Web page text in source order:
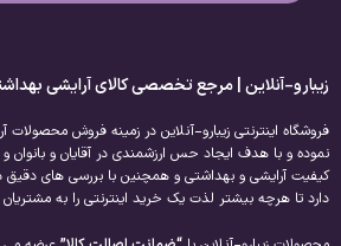
زیبارو-آنلاین | مرجع تخصصی کالای آرایشی
فروشگاه اینترنتی زیبارو-آنلاین در زمینه فروش
نموده و با هدف ایجاد حس ارزشمندی در آقایان و بانوان
کیفیت آرایشی و بهداشتی و همچنین با بررسی های
دارد تا هرچه بیشتر لذت یک خرید اینترنتی را به